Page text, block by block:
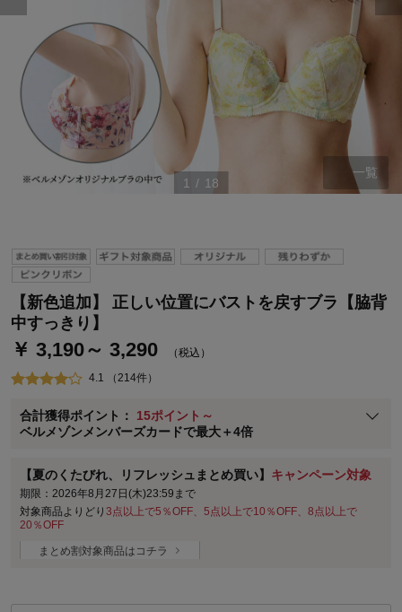
1 / 18
一覧
【新色追加】 正しい位置にバストを戻すブラ【脇背
中すっきり】
￥ 3,190～ 3,290 （税込）
4.1 （214件）
合計獲得ポイント： 15ポイント～
ベルメゾンメンバーズカードで最大＋4倍
さらにポイント還元最大16倍！
ベルメゾンご優待サービスについて
ベルメゾン・ポイントについて
通常商品送料無料 返品引取無料（JCBのみ）
即時入会なら更に500円OFFクーポンプレゼント
※メンバーズカードの加算ポイントはステージ倍率適用前の基本ポイント
に対して適用されます。
【夏のくたびれ、リフレッシュまとめ買い】 キャンペーン対象
期限：2026年8月27日(木)23:59まで
対象商品よりどり 3点以上で5％OFF、5点以上で10％OFF、8点以上で
20％OFF
まとめ割対象商品はコチラ